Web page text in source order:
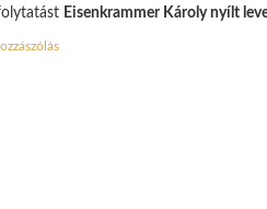
Eisenkrammer Károly nyílt